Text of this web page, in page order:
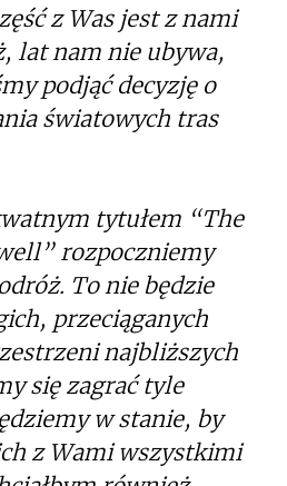
z Was jest z nami
lat nam nie ubywa,
podjąć decyzję o
światowych tras
tytułem “The
rozpoczniemy
To nie będzie
przeciąganych
najbliższych
się zagrać tyle
w stanie, by
z Wami wszystkimi